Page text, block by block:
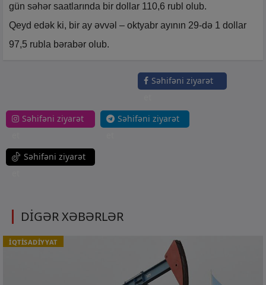
gün səhər saatlarında bir dollar 110,6 rubl olub.
Qeyd edək ki, bir ay əvvəl – oktyabr ayının 29-də 1 dollar
97,5 rubla bərabər olub.
Səhifəni ziyarət
Səhifəni ziyarət
Səhifəni ziyarət
Səhifəni ziyarət
DİGƏR XƏBƏRLƏR
İQTİSADİYYAT